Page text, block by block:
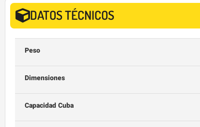
DATOS TÉCNICOS
Peso
Dimensiones
Capacidad Cuba